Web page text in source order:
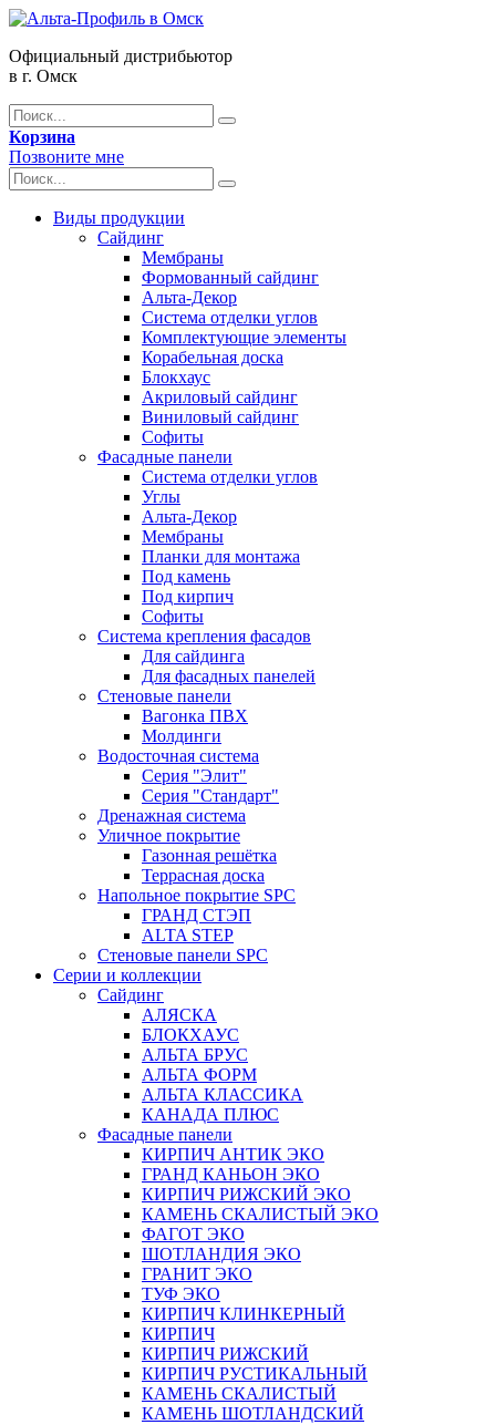
Официальный дистрибьютор
в г. Омск
Корзина
Позвоните мне
Виды продукции
Сайдинг
Мембраны
Формованный сайдинг
Альта-Декор
Система отделки углов
Комплектующие элементы
Корабельная доска
Блокхаус
Акриловый сайдинг
Виниловый сайдинг
Софиты
Фасадные панели
Система отделки углов
Углы
Альта-Декор
Мембраны
Планки для монтажа
Под камень
Под кирпич
Софиты
Система крепления фасадов
Для сайдинга
Для фасадных панелей
Стеновые панели
Вагонка ПВХ
Молдинги
Водосточная система
Серия "Элит"
Серия "Стандарт"
Дренажная система
Уличное покрытие
Газонная решётка
Террасная доска
Напольное покрытие SPC
ГРАНД СТЭП
ALTA STEP
Стеновые панели SPC
Серии и коллекции
Сайдинг
АЛЯСКА
БЛОКХАУС
АЛЬТА БРУС
АЛЬТА ФОРМ
АЛЬТА КЛАССИКА
КАНАДА ПЛЮС
Фасадные панели
КИРПИЧ АНТИК ЭКО
ГРАНД КАНЬОН ЭКО
КИРПИЧ РИЖСКИЙ ЭКО
КАМЕНЬ СКАЛИСТЫЙ ЭКО
ФАГОТ ЭКО
ШОТЛАНДИЯ ЭКО
ГРАНИТ ЭКО
ТУФ ЭКО
КИРПИЧ КЛИНКЕРНЫЙ
КИРПИЧ
КИРПИЧ РИЖСКИЙ
КИРПИЧ РУСТИКАЛЬНЫЙ
КАМЕНЬ СКАЛИСТЫЙ
КАМЕНЬ ШОТЛАНДСКИЙ